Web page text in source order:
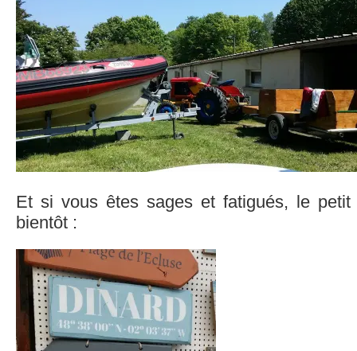
Et si vous êtes sages et fatigués, le petit
bientôt :